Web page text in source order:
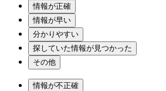
情報が正確
情報が早い
分かりやすい
探していた情報が見つかった
その他
情報が不正確